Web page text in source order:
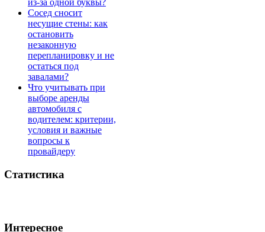
из-за одной буквы?
Сосед сносит
несущие стены: как
остановить
незаконную
перепланировку и не
остаться под
завалами?
Что учитывать при
выборе аренды
автомобиля с
водителем: критерии,
условия и важные
вопросы к
провайдеру
Статистика
Интересное